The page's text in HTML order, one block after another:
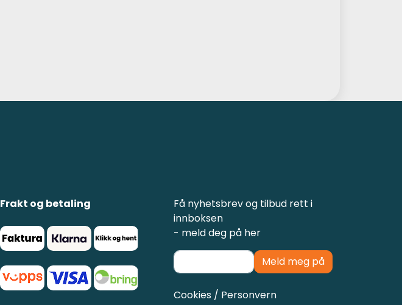
Frakt og betaling
Få nyhetsbrev og tilbud rett i
innboksen
- meld deg på her
Meld meg på
Cookies / Personvern